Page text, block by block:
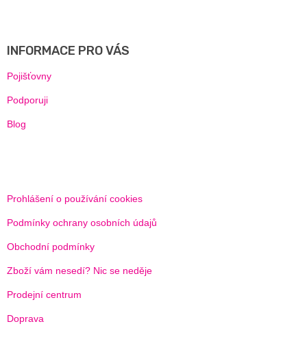
INFORMACE PRO VÁS
Pojišťovny
Podporuji
Blog
Prohlášení o používání cookies
Podmínky ochrany osobních údajů
Obchodní podmínky
Zboží vám nesedí? Nic se neděje
Prodejní centrum
Doprava